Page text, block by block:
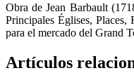
Obra de Jean Barbault
Principales Églises, Places,
para el mercado del Grand
Artículos